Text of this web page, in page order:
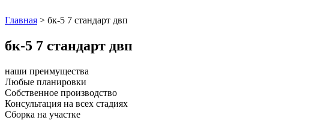
Главная > бк-5 7 стандарт двп
бк-5 7 стандарт двп
наши преимущества
Любые планировки
Собственное производство
Консультация на всех стадиях
Сборка на участке